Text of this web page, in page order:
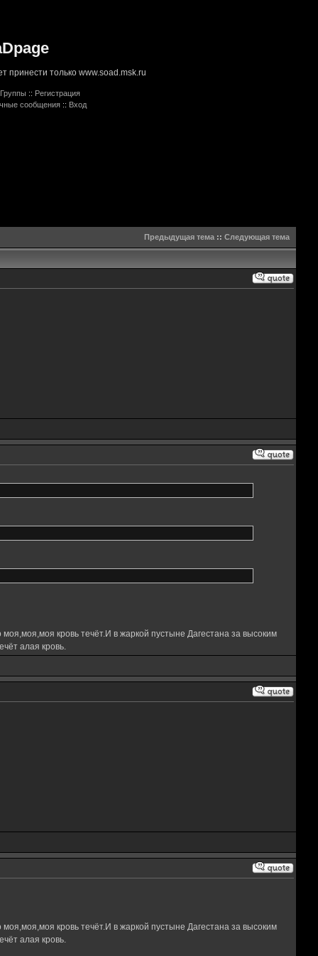
принести только www.soad.msk.ru
Группы :: Регистрация
сообщения :: Вход
Предыдущая тема:: Следующая тема
кровь течёт.И в жаркой пустыне Дагестана за высоким
алая кровь.
кровь течёт.И в жаркой пустыне Дагестана за высоким
алая кровь.